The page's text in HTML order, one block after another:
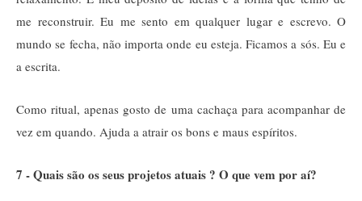
me reconstruir. Eu me sento em qualquer lugar e escrevo. O
mundo se fecha, não importa onde eu esteja. Ficamos a sós. Eu e
a escrita.
Como ritual, apenas gosto de uma cachaça para acompanhar de
vez em quando. Ajuda a atrair os bons e maus espíritos.
7 - Quais são os seus projetos atuais ? O que vem por aí?